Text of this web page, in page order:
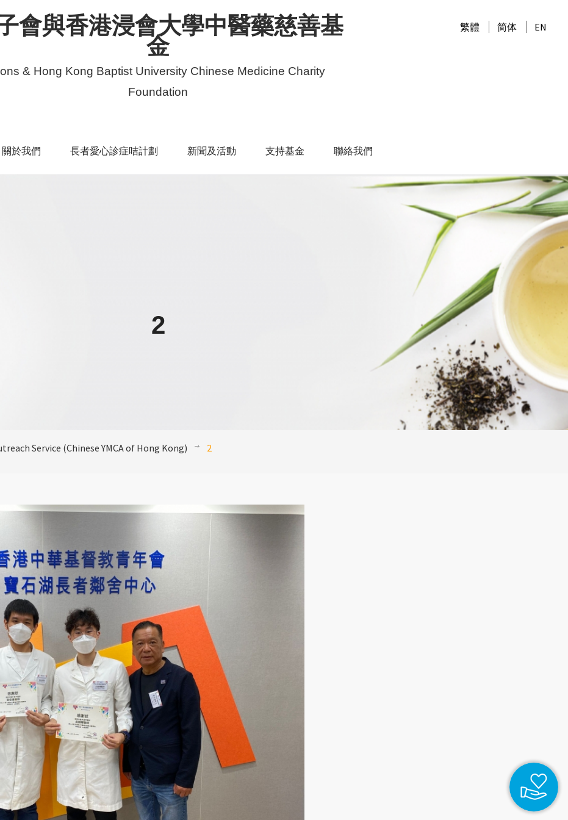
會與香港浸會大學中醫藥慈善基
金
& Hong Kong Baptist University Chinese Medicine Charity
Foundation
繁體 简体 EN
關於我們 長者愛心診症咭計劃 新聞及活動 支持基金 聯絡我們
2
Service (Chinese YMCA of Hong Kong) 2